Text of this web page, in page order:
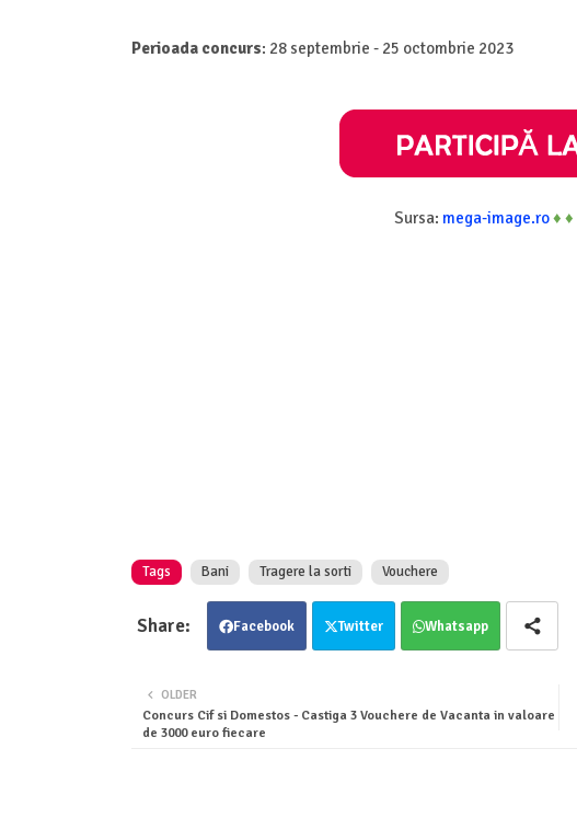
Perioada concurs: 28 septembrie - 25 octombrie 2023
Sursa: mega-image.ro♦ ♦
Tags Bani Tragere la sorti Vouchere
Facebook Twitter Whatsapp
OLDER
Concurs Cif si Domestos - Castiga 3 Vouchere de Vacanta in valoare
de 3000 euro fiecare